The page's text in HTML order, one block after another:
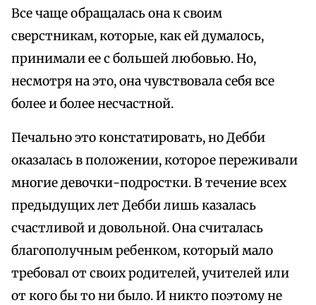
Все чаще обращалась она к своим
сверстникам, которые, как ей думалось,
принимали ее с большей любовью. Но,
несмотря на это, она чувствовала себя все
более и более несчастной.
Печально это констатировать, но Дебби
оказалась в положении, которое переживали
многие девочки-подростки. В течение всех
предыдущих лет Дебби лишь казалась
счастливой и довольной. Она считалась
благополучным ребенком, который мало
требовал от своих родителей, учителей или
от кого бы то ни было. И никто поэтому не